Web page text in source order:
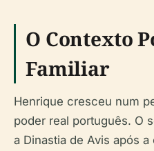
O Contexto
Familiar
Henrique cresceu num
poder real português. O
a Dinastia de Avis após